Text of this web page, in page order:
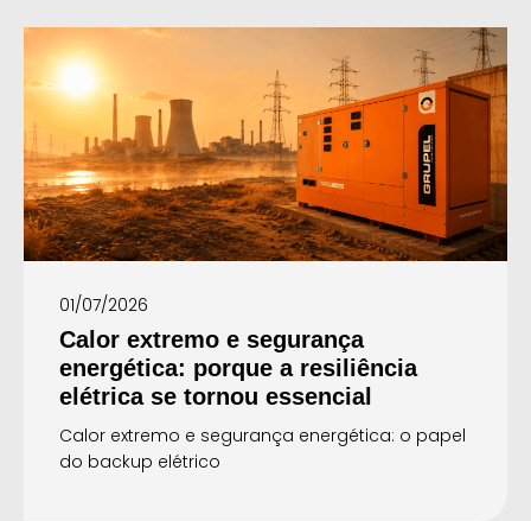
01/07/2026
Calor extremo e segurança
energética: porque a resiliência
elétrica se tornou essencial
Calor extremo e segurança energética: o papel
do backup elétrico